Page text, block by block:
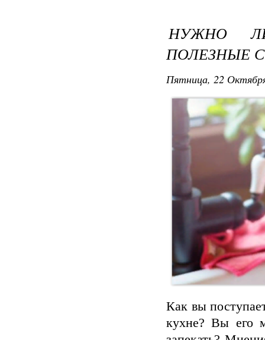
НУЖНО
ПОЛЕЗНЫЕ
Пятница, 22
Как вы
кухне? Вы его